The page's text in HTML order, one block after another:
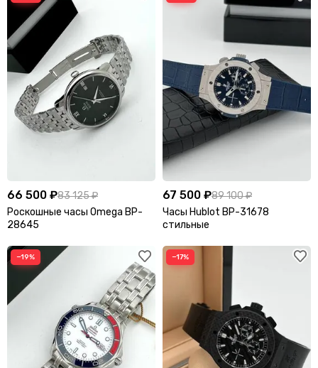
66 500 ₽83 125 ₽
Роскошные часы Omega BP-
28645
67 500 ₽89 100 ₽
Часы Hublot BP-31678
стильные
−19% −17%